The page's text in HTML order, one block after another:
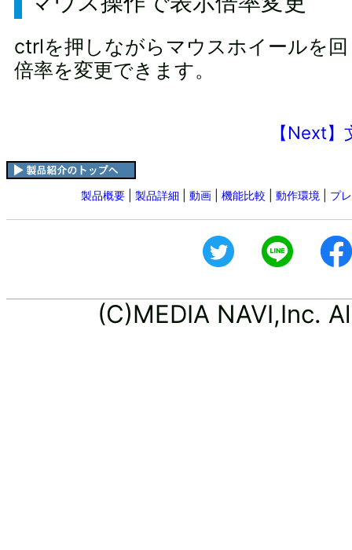
ctrlを押しながらマウスホイールを
倍率を変更できます。
【Next
製品概要| 製品詳細 動画| 機能比較 動作環境 プ
(C)MEDIA NAVI,Inc.